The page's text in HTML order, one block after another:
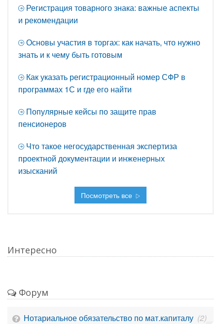
Регистрация товарного знака: важные аспекты
и рекомендации
Основы участия в торгах: как начать, что нужно
знать и к чему быть готовым
Как указать регистрационный номер СФР в
программах 1С и где его найти
Популярные кейсы по защите прав
пенсионеров
Что такое негосударственная экспертиза
проектной документации и инженерных
изысканий
Посмотреть все
Интересно
Форум
Нотариальное обязательство по мат.капиталу (2)